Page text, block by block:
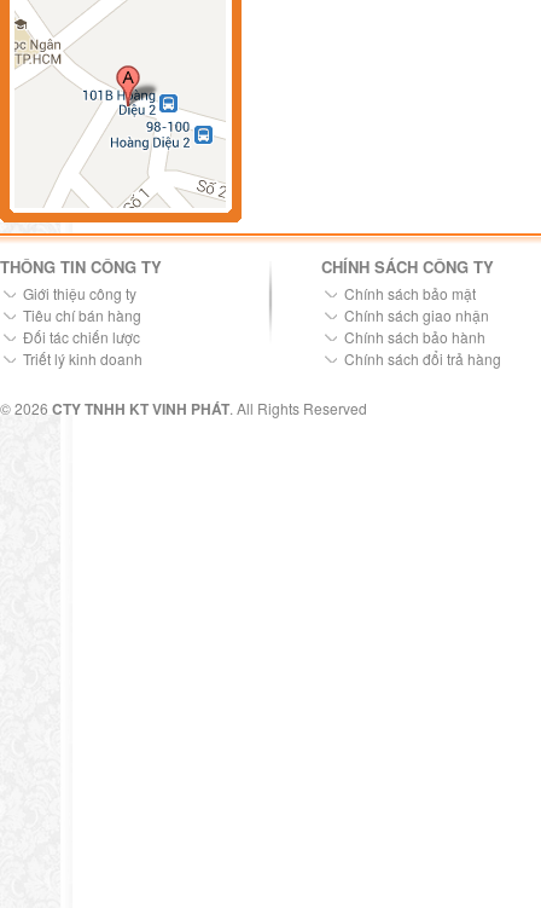
THÔNG TIN CÔNG TY
Giới thiệu công ty
Tiêu chí bán hàng
Đối tác chiến lược
Triết lý kinh doanh
CHÍNH SÁCH CÔNG TY
Chính sách bảo mật
Chính sách giao nhận
Chính sách bảo hành
Chính sách đổi trả hàng
© 2026 CTY TNHH KT VINH PHÁT. All Rights Reserved